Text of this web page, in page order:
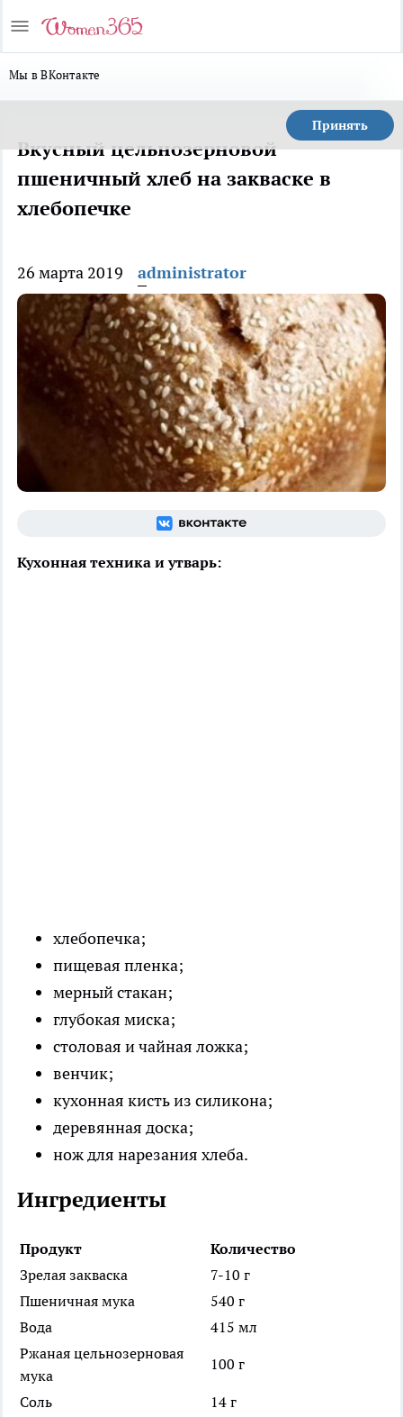
Мы в ВКонтакте
Принять
Вкусный цельнозерновой
пшеничный хлеб на закваске в
хлебопечке
26 марта 2019 administrator
Кухонная техника и утварь:
хлебопечка;
пищевая пленка;
мерный стакан;
глубокая миска;
столовая и чайная ложка;
венчик;
кухонная кисть из силикона;
деревянная доска;
нож для нарезания хлеба.
Ингредиенты
Продукт
Количество
Зрелая закваска
7-10 г
Пшеничная мука
540 г
Вода
415 мл
Ржаная цельнозерновая
мука
100 г
Соль
14 г